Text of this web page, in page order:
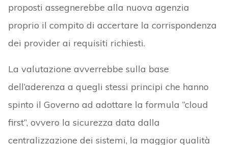
proposti assegnerebbe alla nuova agenzia
proprio il compito di accertare la corrispondenza
dei provider ai requisiti richiesti.
La valutazione avverrebbe sulla base
dell’aderenza a quegli stessi principi che hanno
spinto il Governo ad adottare la formula “cloud
first”, ovvero la sicurezza data dalla
centralizzazione dei sistemi, la maggior qualità